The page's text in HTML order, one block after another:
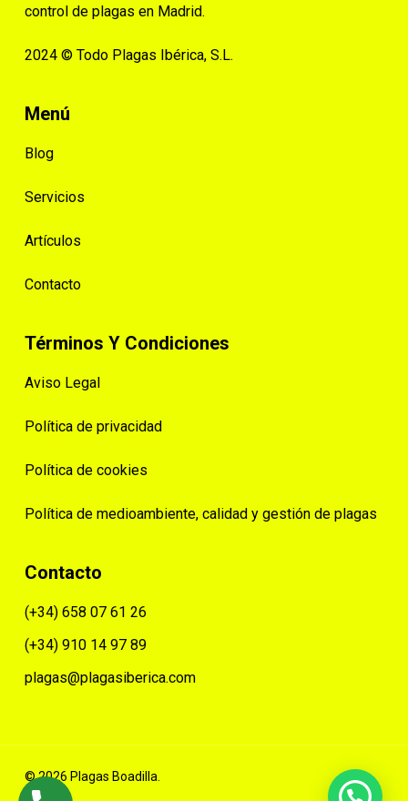
control de plagas en Madrid.
2024 © Todo Plagas Ibérica, S.L.
Menú
Blog
Servicios
Artículos
Contacto
Términos Y Condiciones
Aviso Legal
Política de privacidad
Política de cookies
Política de medioambiente, calidad y gestión de plagas
Contacto
(+34) 658 07 61 26
(+34) 910 14 97 89
plagas@plagasiberica.com
© 2026 Plagas Boadilla.